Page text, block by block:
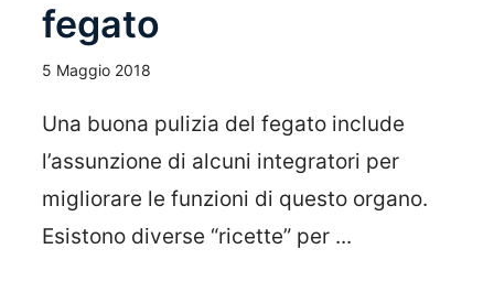
fegato
5 Maggio 2018
Una buona pulizia del fegato include
l’assunzione di alcuni integratori per
migliorare le funzioni di questo organo.
Esistono diverse “ricette” per ...